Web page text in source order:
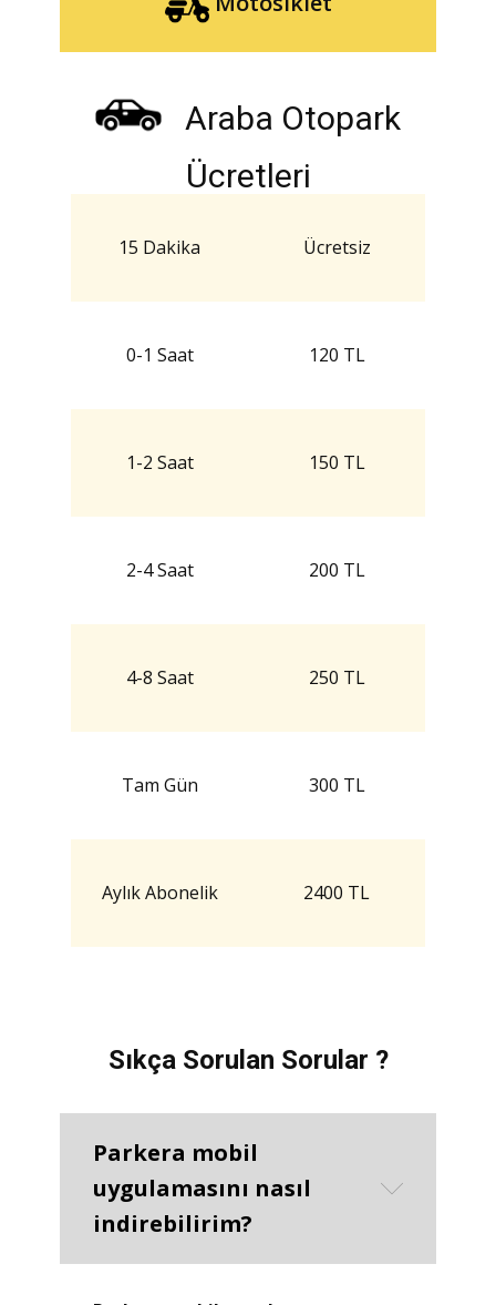
Araba Otopark
Ücretleri
15 Dakika Ücretsiz
0-1 Saat 120 TL
1-2 Saat 150 TL
2-4 Saat 200 TL
4-8 Saat 250 TL
Tam Gün 300 TL
Aylık Abonelik 2400 TL
Sıkça Sorulan Sorular ?
Parkera mobil
uygulamasını nasıl
indirebilirim?